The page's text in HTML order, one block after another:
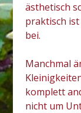
ästhetisch
praktisch
bei.
Manchmal
komplett
nicht um